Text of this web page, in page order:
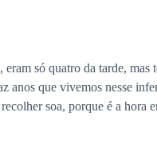
só quatro da tarde, mas
anos que vivemos nesse
soa, porque é a hora